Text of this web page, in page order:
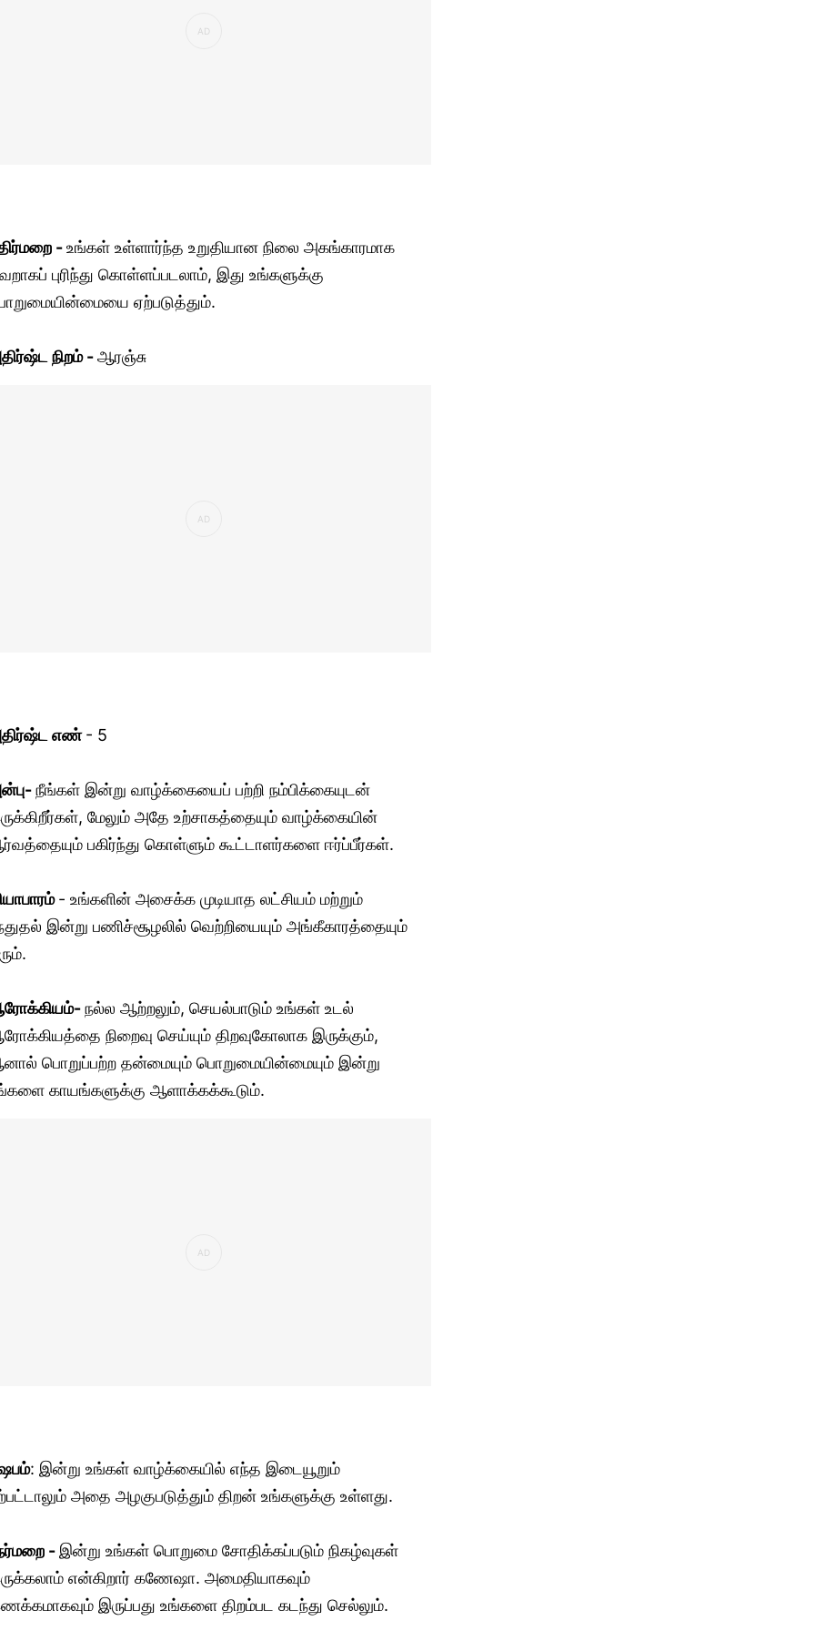
-உங்கள் உள்ளார்ந்த உறுதியான நிலை அகங்காரமாக
புரிந்து கொள்ளப்படலாம், இது உங்களுக்கு
ஏற்படுத்தும்.
நிறம் -ஆரஞ்சு
எண்- 5
நீங்கள் இன்று வாழ்க்கையைப் பற்றி நம்பிக்கையுடன்
மேலும் அதே உற்சாகத்தையும் வாழ்க்கையின்
பகிர்ந்து கொள்ளும் கூட்டாளர்களை ஈர்ப்பீர்கள்.
- உங்களின் அசைக்க முடியாத லட்சியம் மற்றும்
இன்று பணிச்சூழலில் வெற்றியையும் அங்கீகாரத்தையும்
நல்ல ஆற்றலும், செயல்பாடும் உங்கள் உடல்
நிறைவு செய்யும் திறவுகோலாக இருக்கும்,
பொறுப்பற்ற தன்மையும் பொறுமையின்மையும் இன்று
காயங்களுக்கு ஆளாக்கக்கூடும்.
: இன்று உங்கள் வாழ்க்கையில் எந்த இடையூறும்
அதை அழகுபடுத்தும் திறன் உங்களுக்கு உள்ளது.
- இன்று உங்கள் பொறுமை சோதிக்கப்படும் நிகழ்வுகள்
என்கிறார் கணேஷா. அமைதியாகவும்
இருப்பது உங்களை திறம்பட கடந்து செல்லும்.